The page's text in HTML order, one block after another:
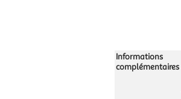
Informations
complémentaires